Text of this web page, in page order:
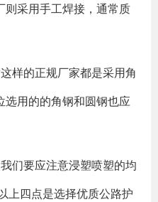
则采用手工焊接，通常质
样的正规厂家都是采用角
选用的的角钢和圆钢也应
们要应注意浸塑喷塑的均
上四点是选择优质公路护